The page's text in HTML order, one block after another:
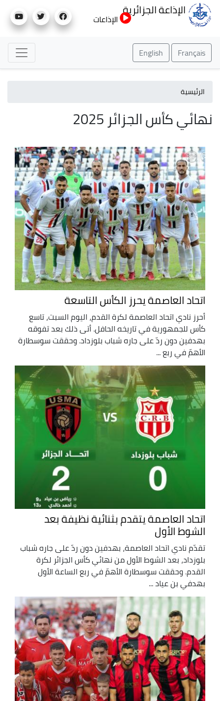
إلى
الإذاعة الجزائرية
الإذاعات
Français
English
الرئيسية
نهائي كأس الجزائر 2025
اتحاد العاصمة يحرز الكأس التاسعة
أحرز نادي اتحاد العاصمة لكرة القدم، اليوم السبت، تاسع
كأس للجمهورية في تاريخه الحافل. أتى ذلك بعد تفوقه
بهدفين دون ردّ على جاره شباب بلوزداد. وحققت سوسطارة
الأهمّ في ربع ...
اتحاد العاصمة يتقدم بثنائية نظيفة بعد
الشوط الأول
تقدّم نادي اتحاد العاصمة، بهدفين دون ردّ على جاره شباب
بلوزداد، بعد الشوط الأول من نهائي كأس الجزائر لكرة
القدم. وحققت سوسطارة الأهمّ في ربع الساعة الأول
بهدفي بن عياد ...